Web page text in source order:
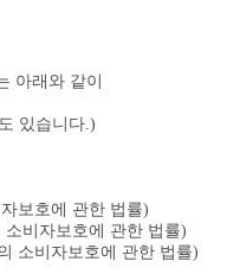
아래와 같이
있습니다.)
보호에 관한 법률)
비자보호에 관한 법률)
소비자보호에 관한 법률)